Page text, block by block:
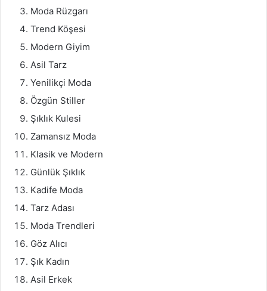
Moda Rüzgarı
Trend Köşesi
Modern Giyim
Asil Tarz
Yenilikçi Moda
Özgün Stiller
Şıklık Kulesi
Zamansız Moda
Klasik ve Modern
Günlük Şıklık
Kadife Moda
Tarz Adası
Moda Trendleri
Göz Alıcı
Şık Kadın
Asil Erkek